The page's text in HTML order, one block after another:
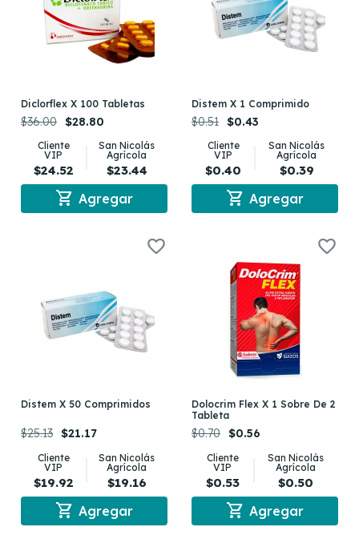
Diclorflex X 100 Tabletas
$36.00 $28.80
Cliente
VIP
$24.52
San Nicolás
Agrícola
$23.44
shopping_cart Agregar
Distem X 1 Comprimido
$0.51 $0.43
Cliente
VIP
$0.40
San Nicolás
Agrícola
$0.39
shopping_cart Agregar
Distem X 50 Comprimidos
$25.13 $21.17
Cliente
VIP
$19.92
San Nicolás
Agrícola
$19.16
shopping_cart Agregar
Dolocrim Flex X 1 Sobre De 2
Tableta
$0.70 $0.56
Cliente
VIP
$0.53
San Nicolás
Agrícola
$0.50
shopping_cart Agregar